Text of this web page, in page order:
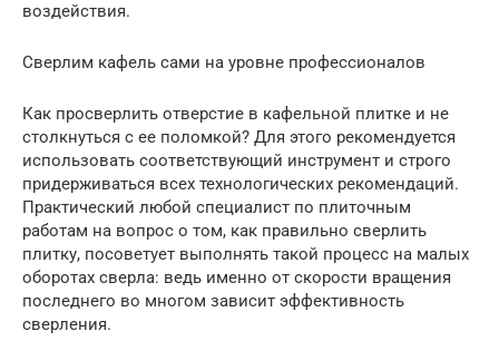
воздействия.
Сверлим кафель сами на уровне профессионалов
Как просверлить отверстие в кафельной плитке и не
столкнуться с ее поломкой? Для этого рекомендуется
использовать соответствующий инструмент и строго
придерживаться всех технологических рекомендаций.
Практический любой специалист по плиточным
работам на вопрос о том, как правильно сверлить
плитку, посоветует выполнять такой процесс на малых
оборотах сверла: ведь именно от скорости вращения
последнего во многом зависит эффективность
сверления.